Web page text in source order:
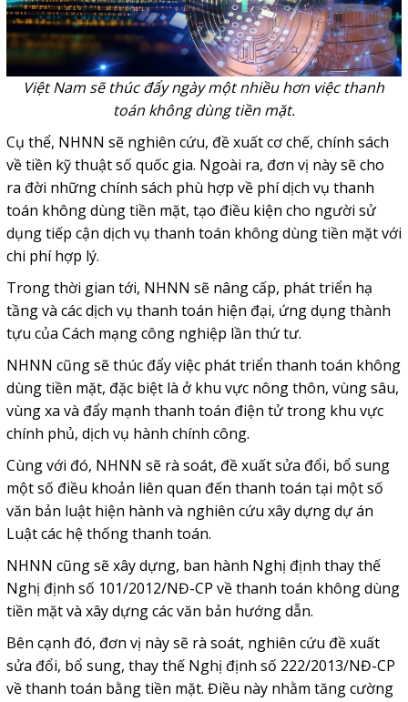
Việt Nam sẽ thúc đẩy ngày một nhiều hơn việc thanh
toán không dùng tiền mặt.
Cụ thể, NHNN sẽ nghiên cứu, đề xuất cơ chế, chính sách
về tiền kỹ thuật số quốc gia. Ngoài ra, đơn vị này sẽ cho
ra đời những chính sách phù hợp về phí dịch vụ thanh
toán không dùng tiền mặt, tạo điều kiện cho người sử
dụng tiếp cận dịch vụ thanh toán không dùng tiền mặt với
chi phí hợp lý.
Trong thời gian tới, NHNN sẽ nâng cấp, phát triển hạ
tầng và các dịch vụ thanh toán hiện đại, ứng dụng thành
tựu của Cách mạng công nghiệp lần thứ tư.
NHNN cũng sẽ thúc đẩy việc phát triển thanh toán không
dùng tiền mặt, đặc biệt là ở khu vực nông thôn, vùng sâu,
vùng xa và đẩy mạnh thanh toán điện tử trong khu vực
chính phủ, dịch vụ hành chính công.
Cùng với đó, NHNN sẽ rà soát, đề xuất sửa đổi, bổ sung
một số điều khoản liên quan đến thanh toán tại một số
văn bản luật hiện hành và nghiên cứu xây dựng dự án
Luật các hệ thống thanh toán.
NHNN cũng sẽ xây dựng, ban hành Nghị định thay thế
Nghị định số 101/2012/NĐ-CP về thanh toán không dùng
tiền mặt và xây dựng các văn bản hướng dẫn.
Bên cạnh đó, đơn vị này sẽ rà soát, nghiên cứu đề xuất
sửa đổi, bổ sung, thay thế Nghị định số 222/2013/NĐ-CP
về thanh toán bằng tiền mặt. Điều này nhằm tăng cường